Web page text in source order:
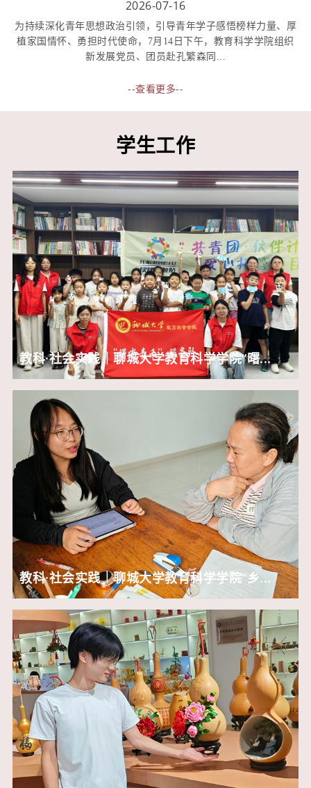
2026-07-16
为持续深化青年思想政治引领，引导青年学子感悟榜样力量、厚
植家国情怀、勇担时代使命，7月14日下午，教育科学学院组织
新发展党员、团员赴孔繁森同...
--查看更多--
学生工作
教科·社会实践｜聊城大学教育科学学院“曙...
教科·社会实践｜聊城大学教育科学学院“乡...